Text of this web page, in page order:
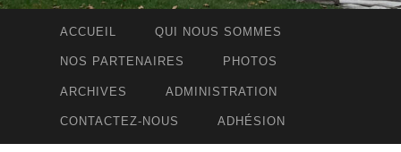
ACCUEIL QUI NOUS SOMMES
NOS PARTENAIRES PHOTOS
ARCHIVES ADMINISTRATION
CONTACTEZ-NOUS ADHÉSION